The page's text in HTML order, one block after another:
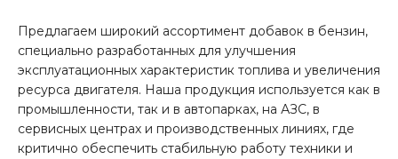
Предлагаем широкий ассортимент добавок в бензин,
специально разработанных для улучшения
эксплуатационных характеристик топлива и увеличения
ресурса двигателя. Наша продукция используется как в
промышленности, так и в автопарках, на АЗС, в
сервисных центрах и производственных линиях, где
критично обеспечить стабильную работу техники и